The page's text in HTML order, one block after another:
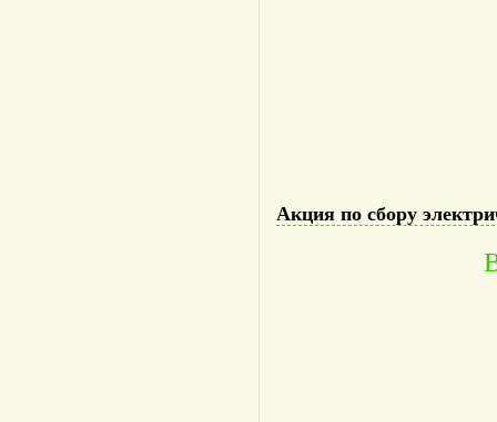
Акция по сбору